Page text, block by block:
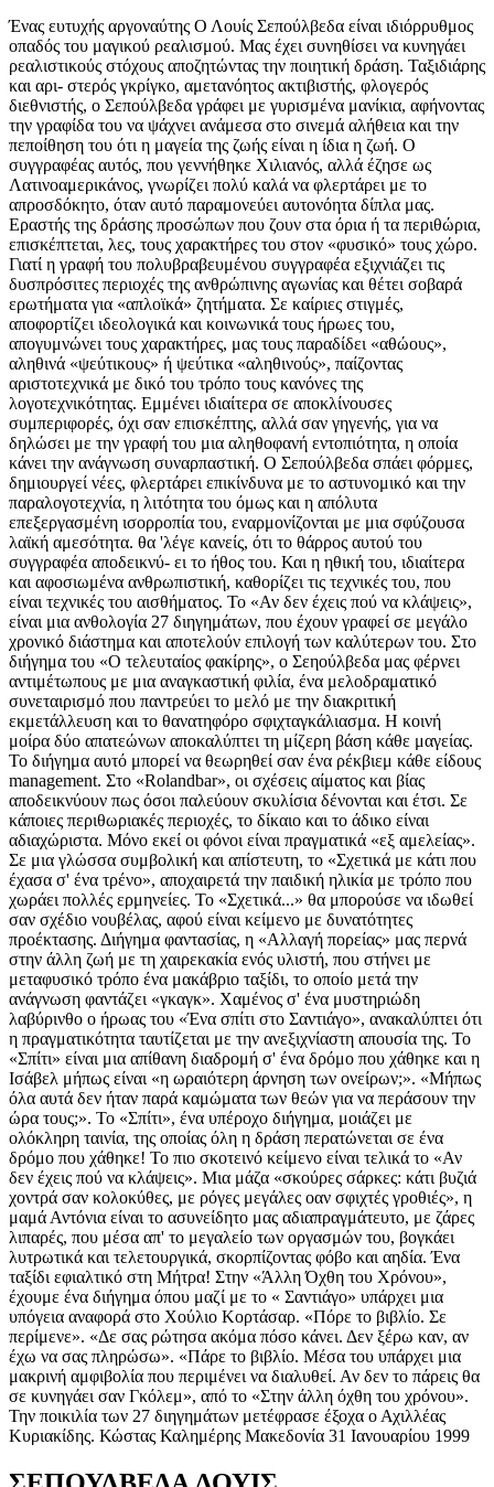
Ένας ευτυχής αργοναύτης Ο Λουίς Σεπούλβεδα είναι ιδιόρρυθμος
οπαδός του μαγικού ρεαλισμού. Μας έχει συνηθίσει να κυνηγάει
ρεαλιστικούς στόχους αποζητώντας την ποιητική δράση. Ταξιδιάρης
και αρι- στερός γκρίγκο, αμετανόητος ακτιβιστής, φλογερός
διεθνιστής, ο Σεπούλβεδα γράφει με γυρισμένα μανίκια, αφήνοντας
την γραφίδα του να ψάχνει ανάμεσα στο σινεμά αλήθεια και την
πεποίθηση του ότι η μαγεία της ζωής είναι η ίδια η ζωή. Ο
συγγραφέας αυτός, που γεννήθηκε Χιλιανός, αλλά έζησε ως
Λατινοαμερικάνος, γνωρίζει πολύ καλά να φλερτάρει με το
απροσδόκητο, όταν αυτό παραμονεύει αυτονόητα δίπλα μας.
Εραστής της δράσης προσώπων που ζουν στα όρια ή τα περιθώρια,
επισκέπτεται, λες, τους χαρακτήρες του στον «φυσικό» τους χώρο.
Γιατί η γραφή του πολυβραβευμένου συγγραφέα εξιχνιάζει τις
δυσπρόσιτες περιοχές της ανθρώπινης αγωνίας και θέτει σοβαρά
ερωτήματα για «απλοϊκά» ζητήματα. Σε καίριες στιγμές,
αποφορτίζει ιδεολογικά και κοινωνικά τους ήρωες του,
απογυμνώνει τους χαρακτήρες, μας τους παραδίδει «αθώους»,
αληθινά «ψεύτικους» ή ψεύτικα «αληθινούς», παίζοντας
αριστοτεχνικά με δικό του τρόπο τους κανόνες της
λογοτεχνικότητας. Εμμένει ιδιαίτερα σε αποκλίνουσες
συμπεριφορές, όχι σαν επισκέπτης, αλλά σαν γηγενής, για να
δηλώσει με την γραφή του μια αληθοφανή εντοπιότητα, η οποία
κάνει την ανάγνωση συναρπαστική. Ο Σεπούλβεδα σπάει φόρμες,
δημιουργεί νέες, φλερτάρει επικίνδυνα με το αστυνομικό και την
παραλογοτεχνία, η λιτότητα του όμως και η απόλυτα
επεξεργασμένη ισορροπία του, εναρμονίζονται με μια σφύζουσα
λαϊκή αμεσότητα. θα 'λέγε κανείς, ότι το θάρρος αυτού του
συγγραφέα αποδεικνύ- ει το ήθος του. Και η ηθική του, ιδιαίτερα
και αφοσιωμένα ανθρωπιστική, καθορίζει τις τεχνικές του, που
είναι τεχνικές του αισθήματος. Το «Αν δεν έχεις πού να κλάψεις»,
είναι μια ανθολογία 27 διηγημάτων, που έχουν γραφεί σε μεγάλο
χρονικό διάστημα και αποτελούν επιλογή των καλύτερων του. Στο
διήγημα του «Ο τελευταίος φακίρης», ο Σεηούλβεδα μας φέρνει
αντιμέτωπους με μια αναγκαστική φιλία, ένα μελοδραματικό
συνεταιρισμό που παντρεύει το μελό με την διακριτική
εκμετάλλευση και το θανατηφόρο σφιχταγκάλιασμα. Η κοινή
μοίρα δύο απατεώνων αποκαλύπτει τη μίζερη βάση κάθε μαγείας.
Το διήγημα αυτό μπορεί να θεωρηθεί σαν ένα ρέκβιεμ κάθε είδους
management. Στο «Rolandbar», οι σχέσεις αίματος και βίας
αποδεικνύουν πως όσοι παλεύουν σκυλίσια δένονται και έτσι. Σε
κάποιες περιθωριακές περιοχές, το δίκαιο και το άδικο είναι
αδιαχώριστα. Μόνο εκεί οι φόνοι είναι πραγματικά «εξ αμελείας».
Σε μια γλώσσα συμβολική και απίστευτη, το «Σχετικά με κάτι που
έχασα σ' ένα τρένο», αποχαιρετά την παιδική ηλικία με τρόπο που
χωράει πολλές ερμηνείες. Το «Σχετικά...» θα μπορούσε να ιδωθεί
σαν σχέδιο νουβέλας, αφού είναι κείμενο με δυνατότητες
προέκτασης. Διήγημα φαντασίας, η «Αλλαγή πορείας» μας περνά
στην άλλη ζωή με τη χαιρεκακία ενός υλιστή, που στήνει με
μεταφυσικό τρόπο ένα μακάβριο ταξίδι, το οποίο μετά την
ανάγνωση φαντάζει «γκαγκ». Χαμένος σ' ένα μυστηριώδη
λαβύρινθο ο ήρωας του «Ένα σπίτι στο Σαντιάγο», ανακαλύπτει ότι
η πραγματικότητα ταυτίζεται με την ανεξιχνίαστη απουσία της. Το
«Σπίτι» είναι μια απίθανη διαδρομή σ' ένα δρόμο που χάθηκε και η
Ισάβελ μήπως είναι «η ωραιότερη άρνηση των ονείρων;». «Μήπως
όλα αυτά δεν ήταν παρά καμώματα των θεών για να περάσουν την
ώρα τους;». Το «Σπίτι», ένα υπέροχο διήγημα, μοιάζει με
ολόκληρη ταινία, της οποίας όλη η δράση περατώνεται σε ένα
δρόμο που χάθηκε! Το πιο σκοτεινό κείμενο είναι τελικά το «Αν
δεν έχεις πού να κλάψεις». Μια μάζα «σκούρες σάρκες: κάτι βυζιά
χοντρά σαν κολοκύθες, με ρόγες μεγάλες οαν σφιχτές γροθιές», η
μαμά Αντόνια είναι το ασυνείδητο μας αδιαπραγμάτευτο, με ζάρες
λιπαρές, που μέσα απ' το μεγαλείο των οργασμών του, βογκάει
λυτρωτικά και τελετουργικά, σκορπίζοντας φόβο και αηδία. Ένα
ταξίδι εφιαλτικό στη Μήτρα! Στην «Άλλη Όχθη του Χρόνου»,
έχουμε ένα διήγημα όπου μαζί με το « Σαντιάγο» υπάρχει μια
υπόγεια αναφορά στο Χούλιο Κορτάσαρ. «Πόρε το βιβλίο. Σε
περίμενε». «Δε σας ρώτησα ακόμα πόσο κάνει. Δεν ξέρω καν, αν
έχω να σας πληρώσω». «Πάρε το βιβλίο. Μέσα του υπάρχει μια
μακρινή αμφιβολία που περιμένει να διαλυθεί. Αν δεν το πάρεις θα
σε κυνηγάει σαν Γκόλεμ», από το «Στην άλλη όχθη του χρόνου».
Την ποικιλία των 27 διηγημάτων μετέφρασε έξοχα ο Αχιλλέας
Κυριακίδης. Κώστας Καλημέρης Μακεδονία 31 Ιανουαρίου 1999